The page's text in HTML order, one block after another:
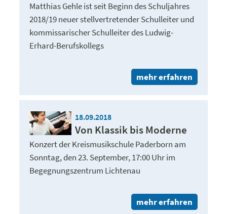
Matthias Gehle ist seit Beginn des Schuljahres
2018/19 neuer stellvertretender Schulleiter und
kommissarischer Schulleiter des Ludwig-
Erhard-Berufskollegs
mehr erfahren
18.09.2018
Von Klassik bis Moderne
Konzert der Kreismusikschule Paderborn am
Sonntag, den 23. September, 17:00 Uhr im
Begegnungszentrum Lichtenau
mehr erfahren